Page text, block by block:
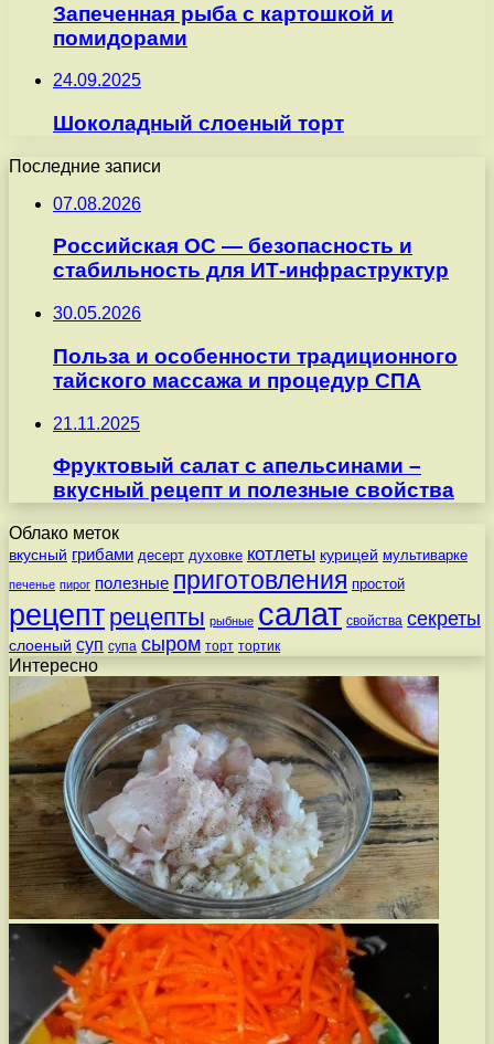
Запеченная рыба с картошкой и
помидорами
24.09.2025
Шоколадный слоеный торт
Последние записи
07.08.2026
Российская ОС — безопасность и
стабильность для ИТ-инфраструктур
30.05.2026
Польза и особенности традиционного
тайского массажа и процедур СПА
21.11.2025
Фруктовый салат с апельсинами –
вкусный рецепт и полезные свойства
Облако меток
вкусный грибами десерт духовке котлеты курицей мультиварке
печенье пирог полезные приготовления простой
рецепт рецепты рыбные салат свойства секреты
слоеный суп супа сыром торт тортик
Интересно